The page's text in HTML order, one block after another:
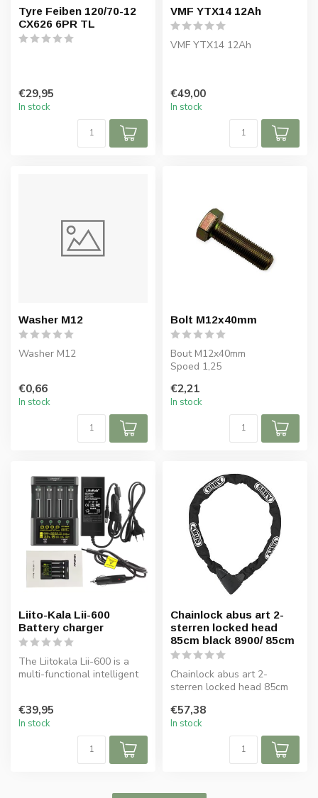
Tyre Feiben 120/70-12
CX626 6PR TL
€29,95
In stock
VMF YTX14 12Ah
VMF YTX14 12Ah
€49,00
In stock
Washer M12
Washer M12
€0,66
In stock
Bolt M12x40mm
Bout M12x40mm
Spoed 1,25
€2,21
In stock
Liito-Kala Lii-600
Battery charger
The Liitokala Lii-600 is a
multi-functional intelligent
€39,95
In stock
Chainlock abus art 2-
sterren locked head
85cm black 8900/ 85cm
Chainlock abus art 2-
sterren locked head 85cm
€57,38
In stock